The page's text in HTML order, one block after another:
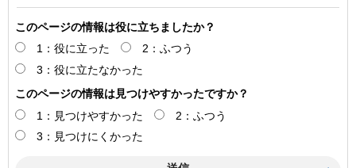
このページの情報は役に立ちましたか？
1：役に立った
2：ふつう
3：役に立たなかった
このページの情報は見つけやすかったですか？
1：見つけやすかった
2：ふつう
3：見つけにくかった